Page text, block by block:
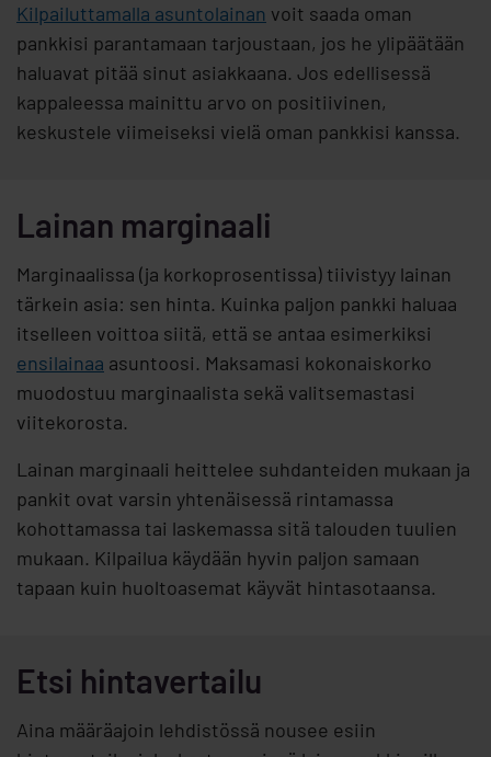
Kilpailuttamalla asuntolainan voit saada oman
pankkisi parantamaan tarjoustaan, jos he ylipäätään
haluavat pitää sinut asiakkaana. Jos edellisessä
kappaleessa mainittu arvo on positiivinen,
keskustele viimeiseksi vielä oman pankkisi kanssa.
Lainan marginaali
Marginaalissa (ja korkoprosentissa) tiivistyy lainan
tärkein asia: sen hinta. Kuinka paljon pankki haluaa
itselleen voittoa siitä, että se antaa esimerkiksi
ensilainaa asuntoosi. Maksamasi kokonaiskorko
muodostuu marginaalista sekä valitsemastasi
viitekorosta.
Lainan marginaali heittelee suhdanteiden mukaan ja
pankit ovat varsin yhtenäisessä rintamassa
kohottamassa tai laskemassa sitä talouden tuulien
mukaan. Kilpailua käydään hyvin paljon samaan
tapaan kuin huoltoasemat käyvät hintasotaansa.
Etsi hintavertailu
Aina määräajoin lehdistössä nousee esiin